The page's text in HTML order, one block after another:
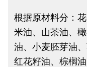
根据原材料分：
米油、山茶油、
油、小麦胚芽油
红花籽油、棕榈